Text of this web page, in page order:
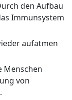
den Aufbau
Immunsystem
aufatmen
Menschen
von